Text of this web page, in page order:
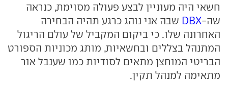
חשאי היה מעוניין לבצע פעולה מסוימת, כנראה
שה-DBX שבה אני נוהג כרגע תהיה הבחירה
האחרונה שלו. כי ביקום המקביל של עולם הריגול
המתנהל בצללים ובחשאיות, מותג מכוניות הספורט
הבריטי המוחצן מתאים לסודיות כמו שענבל אור
מתאימה למנהל תקין.